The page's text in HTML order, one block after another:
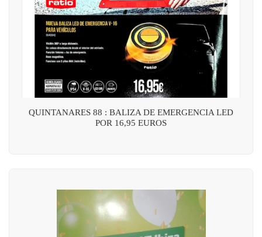
QUINTANARES 88 : BALIZA DE EMERGENCIA LED
POR 16,95 EUROS